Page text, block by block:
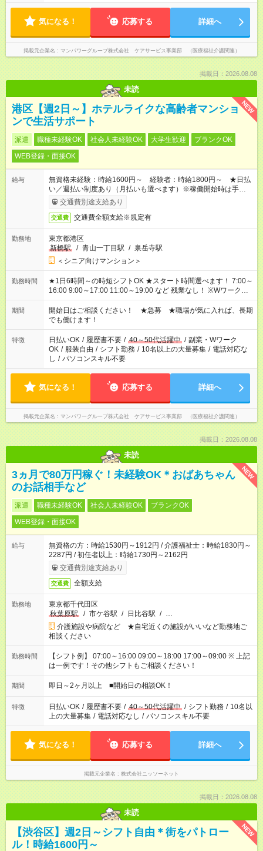
気になる！ 応募する 詳細へ
掲載元企業名 マンパワーグループ株式会社 ケアサービス事業部 （医療福祉介護関連）
掲載日：2026.08.08
未読
NEW
港区【週2日～】ホテルライクな高齢者マンショ
ンで生活サポート
派遣 職種未経験OK 社会人未経験OK 大学生歓迎
ブランクOK
WEB登録・面接OK
給与
無資格未経験：時給1600円～ 経験者：時給1800円～ ★日払
い／週払い制度あり（月払いも選べます）※稼働開始時は手続き
完了次第のお支払いとなります。
交通費別途支給あり
交通費 交通費全額支給※規定有
勤務地
東京都港区
新橋駅
/ 青山一丁目駅 / 泉岳寺駅
＜シニア向けマンション＞
勤務時間
★1日6時間～の時短シフトOK ★スタート時間選べます！ 7:00～
16:00 9:00～17:00 11:00～19:00 など 残業なし！ ※Wワークの
場合、他のお仕事と合わせ週40時間超の就業はご案内できませ
ん ※法令に基づき、週20時間以上勤務は社会保険への加入対象
となります ※労働者派遣法（日雇い派遣の原則禁止）により、
短時間・短期間の就業はご案内が難しい場合があります
期間
開始日はご相談ください！ ★急募 ★職場が気に入れば、長期
でも働けます！
特徴 日払いOK / 履歴書不要 / 40～50代活躍中 / 副業・Wワーク
OK / 服装自由 / シフト勤務 / 10名以上の大量募集 / 電話対応な
し / パソコンスキル不要
気になる！ 応募する 詳細へ
掲載元企業名 マンパワーグループ株式会社 ケアサービス事業部 （医療福祉介護関連）
掲載日：2026.08.08
未読
NEW
3ヵ月で80万円稼ぐ！未経験OK＊おばあちゃん
のお話相手など
派遣 職種未経験OK 社会人未経験OK
ブランクOK
WEB登録・面接OK
給与
無資格の方：時給1530円～1912円 / 介護福祉士：時給1830円～
2287円 / 初任者以上：時給1730円～2162円
交通費別途支給あり
交通費 全額支給
勤務地
東京都千代田区
秋葉原駅
/ 市ケ谷駅 / 日比谷駅 / …
介護施設や病院など ★自宅近くの施設がいいなど勤務地ご
相談ください
勤務時間
【シフト例】 07:00～16:00 09:00～18:00 17:00～09:00 ※ 上記
は一例です！その他シフトもご相談ください！
期間 即日～2ヶ月以上 ■開始日の相談OK！
特徴 日払いOK / 履歴書不要 / 40～50代活躍中 / シフト勤務 / 10名以
上の大量募集 / 電話対応なし / パソコンスキル不要
気になる！ 応募する 詳細へ
掲載元企業名 株式会社ニッソーネット
掲載日：2026.08.08
未読
NEW
【渋谷区】週2日～シフト自由＊街をパトロー
ル！時給1600円～